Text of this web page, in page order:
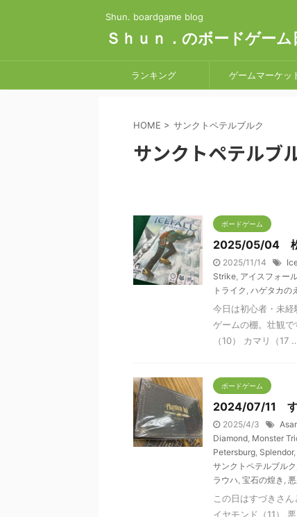
Shun. boardgame blog
Ｓｈｕｎ．のボードゲーム
ランキング ゲームマーケッ
HOME > サンクトペテルブルク
サンクトペテルブ
ボードゲーム
2025/05/04 松
2025/11/14
Strike, アイスフォー
トライク , ハゲタカの
今日は初心者・未
ゲームの棚。壮観
（10） カマリ（17
ボードゲーム
2024/07/11 す
2025/4/3
Diamond, Monster
Petersburg, Splendor,
サンクトペテルブルク
ラウハ, 宝石の煌き ,
この日はすづきさ
イヤモンド（11）